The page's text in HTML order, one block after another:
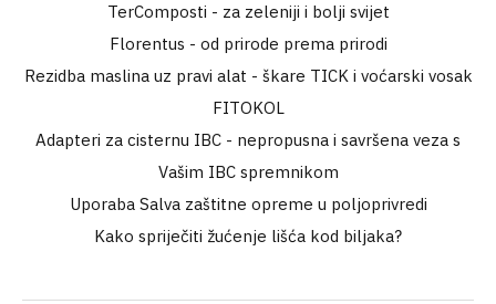
TerComposti - za zeleniji i bolji svijet
Florentus - od prirode prema prirodi
Rezidba maslina uz pravi alat - škare TICK i voćarski vosak
FITOKOL
Adapteri za cisternu IBC - nepropusna i savršena veza s
Vašim IBC spremnikom
Uporaba Salva zaštitne opreme u poljoprivredi
Kako spriječiti žućenje lišća kod biljaka?